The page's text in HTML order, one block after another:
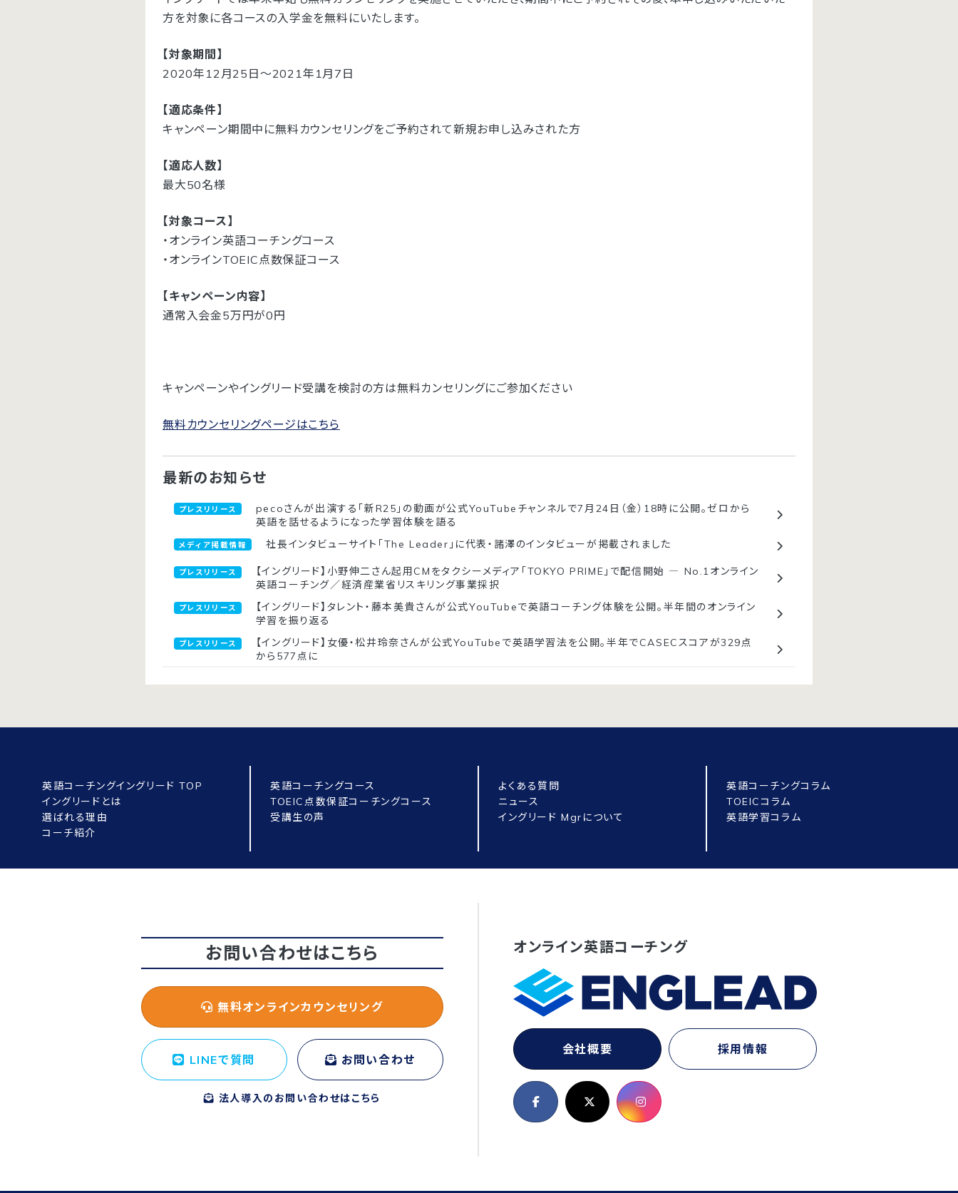
方を対象に各コースの入学金を無料にいたします。
【対象期間】
2020年12月25日〜2021年1月7日
【適応条件】
キャンペーン期間中に無料カウンセリングをご予約されて新規お申し込みされた方
【適応人数】
最大50名様
【対象コース】
・オンライン英語コーチングコース
・オンラインTOEIC点数保証コース
【キャンペーン内容】
通常入会金5万円が0円
キャンペーンやイングリード受講を検討の方は無料カンセリングにご参加ください
無料カウンセリングページはこちら
最新のお知らせ
プレスリリース
pecoさんが出演する「新R25」の動画が公式YouTubeチャンネルで7月24日（金）18時に公開。ゼロから
英語を話せるようになった学習体験を語る
メディア掲載情報 社長インタビューサイト「The Leader」に代表・諸澤のインタビューが掲載されました
プレスリリース
【イングリード】小野伸二さん起用CMをタクシーメディア「TOKYO PRIME」で配信開始 ― No.1オンライン
英語コーチング／経済産業省リスキリング事業採択
プレスリリース
【イングリード】タレント・藤本美貴さんが公式YouTubeで英語コーチング体験を公開。半年間のオンライン
学習を振り返る
プレスリリース
【イングリード】女優・松井玲奈さんが公式YouTubeで英語学習法を公開。半年でCASECスコアが329点
から577点に
英語コーチングイングリード TOP
イングリードとは
選ばれる理由
コーチ紹介
英語コーチングコース
TOEIC点数保証コーチングコース
受講生の声
よくある質問
ニュース
イングリード Mgrについて
英語コーチングコラム
TOEICコラム
英語学習コラム
お問い合わせはこちら
無料オンラインカウンセリング
LINEで質問 お問い合わせ
法人導入のお問い合わせはこちら
オンライン英語コーチング
会社概要 採用情報